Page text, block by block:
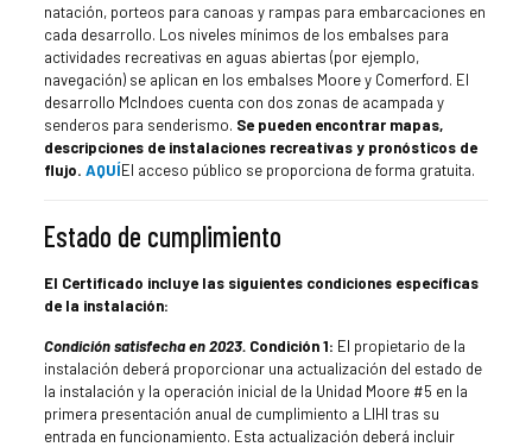
natación, porteos para canoas y rampas para embarcaciones en
cada desarrollo. Los niveles mínimos de los embalses para
actividades recreativas en aguas abiertas (por ejemplo,
navegación) se aplican en los embalses Moore y Comerford. El
desarrollo McIndoes cuenta con dos zonas de acampada y
senderos para senderismo. Se pueden encontrar mapas,
descripciones de instalaciones recreativas y pronósticos de
flujo. AQUÍEl acceso público se proporciona de forma gratuita.
Estado de cumplimiento
El Certificado incluye las siguientes condiciones específicas
de la instalación:
Condición satisfecha en 2023.Condición 1: El propietario de la
instalación deberá proporcionar una actualización del estado de
la instalación y la operación inicial de la Unidad Moore #5 en la
primera presentación anual de cumplimiento a LIHI tras su
entrada en funcionamiento. Esta actualización deberá incluir